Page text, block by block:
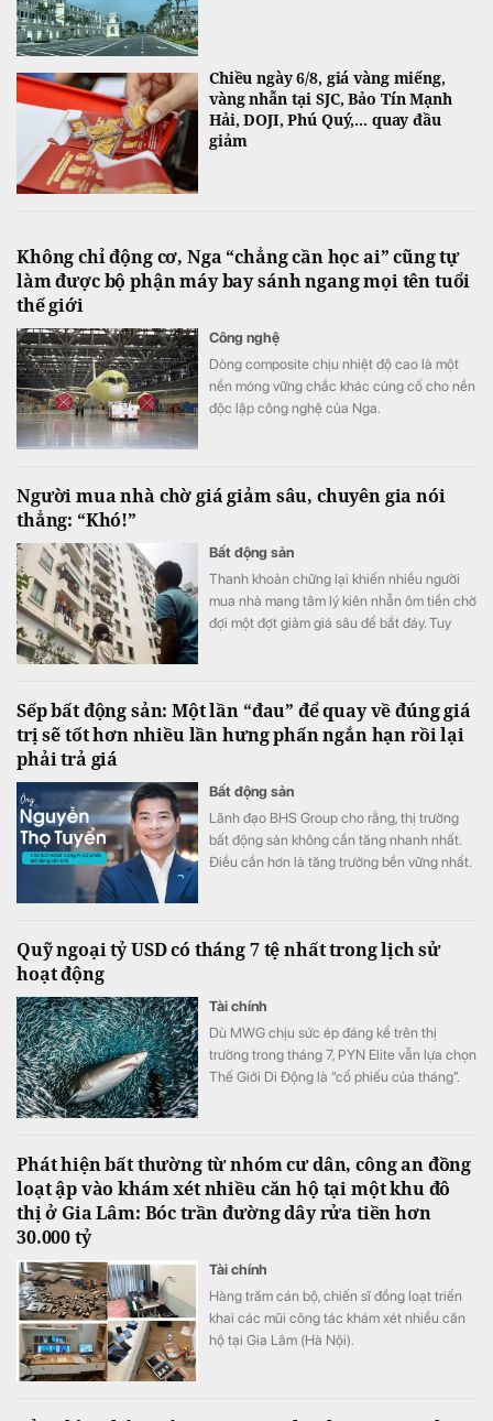
Chiều ngày 6/8, giá vàng miếng,
vàng nhẫn tại SJC, Bảo Tín Mạnh
Hải, DOJI, Phú Quý,... quay đầu
giảm
Không chỉ động cơ, Nga “chẳng cần học ai” cũng tự
làm được bộ phận máy bay sánh ngang mọi tên tuổi
thế giới
Công nghệ
Dòng composite chịu nhiệt độ cao là một
nền móng vững chắc khác củng cố cho nền
độc lập công nghệ của Nga.
Người mua nhà chờ giá giảm sâu, chuyên gia nói
thẳng: “Khó!”
Bất động sản
Thanh khoản chững lại khiến nhiều người
mua nhà mang tâm lý kiên nhẫn ôm tiền chờ
đợi một đợt giảm giá sâu để bắt đáy. Tuy
giảm của thị trường.
Sếp bất động sản: Một lần “đau” để quay về đúng giá
trị sẽ tốt hơn nhiều lần hưng phấn ngắn hạn rồi lại
phải trả giá
Bất động sản
Lãnh đạo BHS Group cho rằng, thị trường
bất động sản không cần tăng nhanh nhất.
Điều cần hơn là tăng trưởng bền vững nhất.
Quỹ ngoại tỷ USD có tháng 7 tệ nhất trong lịch sử
hoạt động
Tài chính
Dù MWG chịu sức ép đáng kể trên thị
trường trong tháng 7, PYN Elite vẫn lựa chọn
Thế Giới Di Động là “cổ phiếu của tháng”.
Phát hiện bất thường từ nhóm cư dân, công an đồng
loạt ập vào khám xét nhiều căn hộ tại một khu đô
thị ở Gia Lâm: Bóc trần đường dây rửa tiền hơn
30.000 tỷ
Tài chính
Hàng trăm cán bộ, chiến sĩ đồng loạt triển
khai các mũi công tác khám xét nhiều căn
hộ tại Gia Lâm (Hà Nội).